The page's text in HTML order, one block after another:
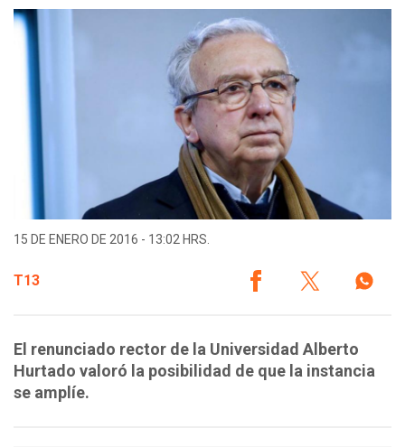
15 DE ENERO DE 2016 - 13:02 HRS.
T13
El renunciado rector de la Universidad Alberto
Hurtado valoró la posibilidad de que la instancia
se amplíe.